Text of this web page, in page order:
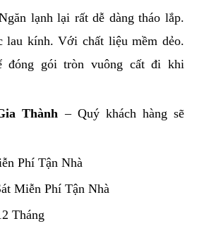
lạnh lại rất dễ dàng tháo lắp.
lau kính. Với chất liệu mềm dẻo.
đóng gói tròn vuông cất đi khi
Thành – Quý khách hàng sẽ
Phí Tận Nhà
Miễn Phí Tận Nhà
Tháng